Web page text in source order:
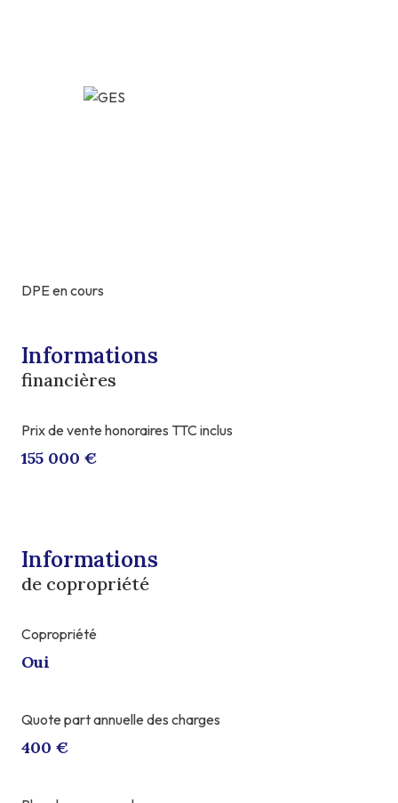
DPE en cours
Informations
financières
Prix de vente honoraires TTC inclus
155 000 €
Informations
de copropriété
Copropriété
Oui
Quote part annuelle des charges
400 €